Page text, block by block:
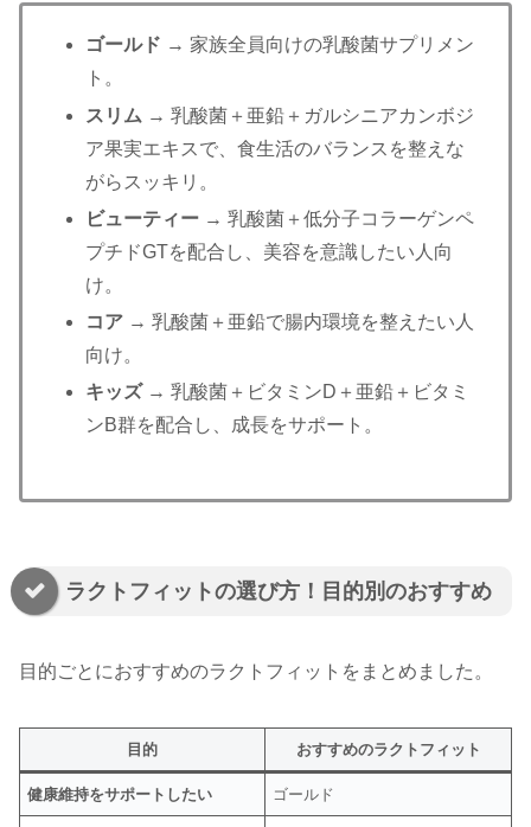
ゴールド → 家族全員向けの乳酸菌サプリメン
ト。
スリム → 乳酸菌＋亜鉛＋ガルシニアカンボジ
ア果実エキスで、食生活のバランスを整えな
がらスッキリ。
ビューティー → 乳酸菌＋低分子コラーゲンペ
プチドGTを配合し、美容を意識したい人向
け。
コア → 乳酸菌＋亜鉛で腸内環境を整えたい人
向け。
キッズ→ 乳酸菌＋ビタミンD＋亜鉛＋ビタミ
ンB群を配合し、成長をサポート。
ラクトフィットの選び方！目的別のおすすめ
目的ごとにおすすめのラクトフィットをまとめました。
目的 おすすめのラクトフィット
健康維持をサポートしたい ゴールド